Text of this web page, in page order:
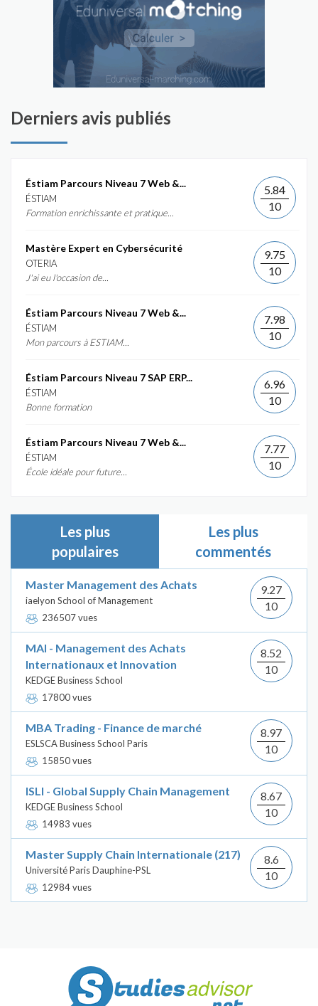
Derniers avis publiés
Éstiam Parcours Niveau 7 Web &...
ÉSTIAM
Formation enrichissante et pratique...
5.84
10
Mastère Expert en Cybersécurité
OTERIA
J'ai eu l'occasion de...
9.75
10
Éstiam Parcours Niveau 7 Web &...
ÉSTIAM
Mon parcours à ESTIAM...
7.98
10
Éstiam Parcours Niveau 7 SAP ERP...
ÉSTIAM
Bonne formation
6.96
10
Éstiam Parcours Niveau 7 Web &...
ÉSTIAM
École idéale pour future...
7.77
10
Les plus
populaires
Les plus
commentés
Master Management des Achats
iaelyon School of Management
236507 vues
9.27
10
MAI - Management des Achats
Internationaux et Innovation
KEDGE Business School
17800 vues
8.52
10
MBA Trading - Finance de marché
ESLSCA Business School Paris
15850 vues
8.97
10
ISLI - Global Supply Chain Management
KEDGE Business School
14983 vues
8.67
10
Master Supply Chain Internationale (217)
Université Paris Dauphine-PSL
12984 vues
8.6
10